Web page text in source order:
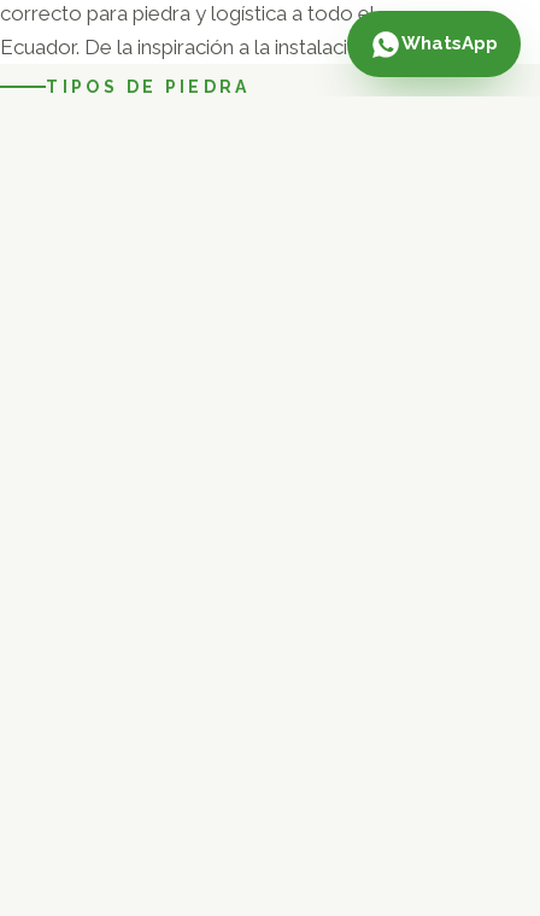
correcto para piedra y logística a todo el
Ecuador. De la inspiración a la instalación.
TIPOS DE PIEDRA
WhatsApp